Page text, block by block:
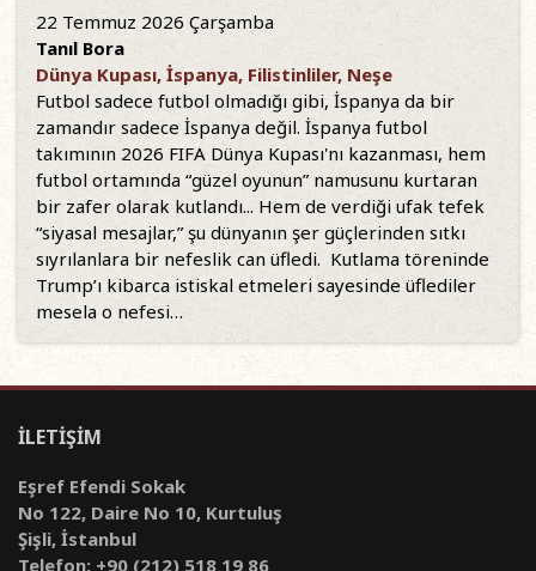
22 Temmuz 2026 Çarşamba
Tanıl Bora
Dünya Kupası, İspanya, Filistinliler, Neşe
Futbol sadece futbol olmadığı gibi, İspanya da bir
zamandır sadece İspanya değil. İspanya futbol
takımının 2026 FIFA Dünya Kupası'nı kazanması, hem
futbol ortamında “güzel oyunun” namusunu kurtaran
bir zafer olarak kutlandı... Hem de verdiği ufak tefek
“siyasal mesajlar,” şu dünyanın şer güçlerinden sıtkı
sıyrılanlara bir nefeslik can üfledi. Kutlama töreninde
Trump’ı kibarca istiskal etmeleri sayesinde üflediler
mesela o nefesi…
İLETİŞİM
Eşref Efendi Sokak
No 122, Daire No 10, Kurtuluş
Şişli, İstanbul
Telefon: +90 (212) 518 19 86